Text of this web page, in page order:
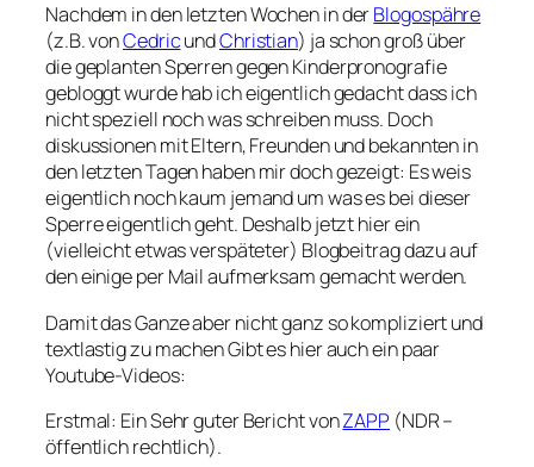
Nachdem in den letzten Wochen in derBlogospähre
(z.B. vonCedricundChristian) ja schon groß über
die geplanten Sperren gegen Kinderpronografie
gebloggt wurde hab ich eigentlich gedacht dass ich
nicht speziell noch was schreiben muss. Doch
diskussionen mit Eltern, Freunden und bekannten in
den letzten Tagen haben mir doch gezeigt: Es weis
eigentlich noch kaum jemand um was es bei dieser
Sperre eigentlich geht. Deshalb jetzt hier ein
(vielleicht etwas verspäteter) Blogbeitrag dazu auf
den einige per Mail aufmerksam gemacht werden.
Damit das Ganze aber nicht ganz so kompliziert und
textlastig zu machen Gibt es hier auch ein paar
Youtube-Videos:
Erstmal: Ein Sehr guter Bericht vonZAPP (NDR –
öffentlich rechtlich).